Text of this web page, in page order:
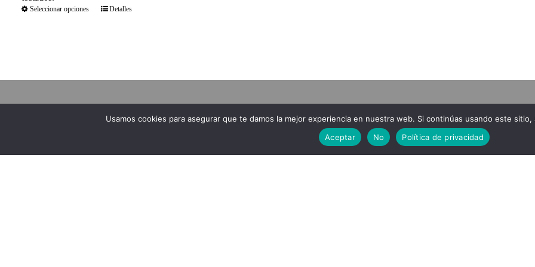
Seleccionar opciones Detalles
Bodegas Peñafalcón es una bodega
AVISO LEGAL MENU
Inicio
Usamos cookies para asegurar que te damos la mejor experiencia en nuestra web. Si continúas usando este
Aceptar
No Política de privacidad